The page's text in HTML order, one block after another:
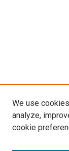
We use
analyze,
cookie